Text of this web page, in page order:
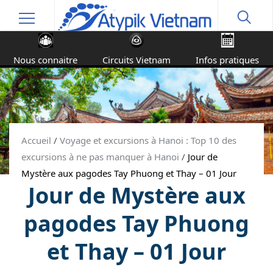
Nous connaitre Circuits Vietnam Infos pratiques
Accueil / Voyage et excursions à Hanoi : Top 10 des
excursions à ne pas manquer à Hanoi / Jour de
Mystère aux pagodes Tay Phuong et Thay – 01 Jour
Jour de Mystère aux
pagodes Tay Phuong
et Thay – 01 Jour